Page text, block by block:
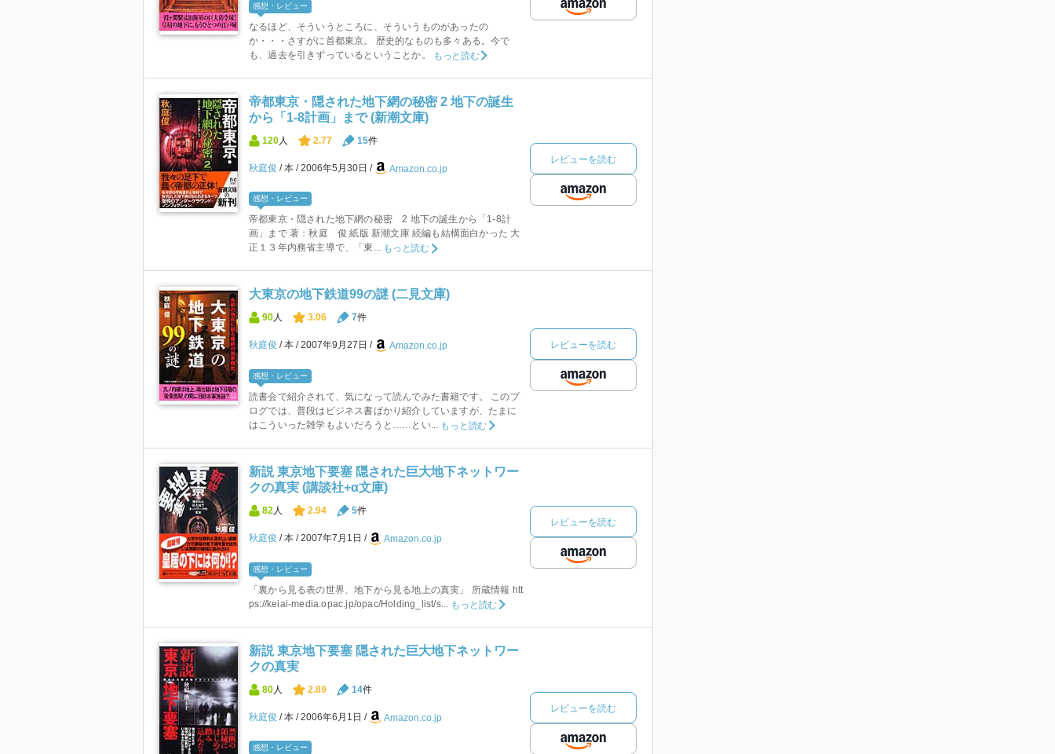
感想・レビュー
なるほど、そういうところに、そういうものがあったの
か・・・さすがに首都東京。 歴史的なものも多々ある。今で
も、過去を引きずっているということか。
もっと読む
帝都東京・隠された地下網の秘密 2 地下の誕生
から「1-8計画」まで (新潮文庫)
120 人 2.77 15件
秋庭俊 本 2006年5月30日 Amazon.co.jp
感想・レビュー
帝都東京・隠された地下網の秘密 2 地下の誕生から「1-8計
画」まで 著：秋庭 俊 紙版 新潮文庫 続編も結構面白かった 大
正１３年内務省主導で、「東... もっと読む
レビューを読む
大東京の地下鉄道99の謎 (二見文庫)
90人 3.06 7件
秋庭俊 本 2007年9月27日 Amazon.co.jp
感想・レビュー
読書会で紹介されて、気になって読んでみた書籍です。 このブ
ログでは、普段はビジネス書ばかり紹介していますが、たまに
はこういった雑学もよいだろうと……とい... もっと読む
レビューを読む
新説 東京地下要塞 隠された巨大地下ネットワー
クの真実 (講談社+α文庫)
82人 2.94 5件
秋庭俊 本 2007年7月1日 Amazon.co.jp
感想・レビュー
「裏から見る表の世界、地下から見る地上の真実」 所蔵情報 htt
ps://keiai-media.opac.jp/opac/Holding_list/s...
もっと読む
レビューを読む
新説 東京地下要塞 隠された巨大地下ネットワー
クの真実
80 人 2.89 14件
秋庭俊 本 2006年6月1日 Amazon.co.jp
感想・レビュー
レビューを読む